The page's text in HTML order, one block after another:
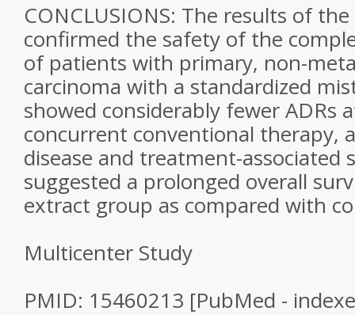
CONCLUSIONS: The results of
confirmed the safety of the
of patients with primary, non-
carcinoma with a standardized
showed considerably fewer ADRs
concurrent conventional therapy,
disease and treatment-associated
suggested a prolonged overall
extract group as compared with
Multicenter Study
PMID: 15460213 [PubMed -